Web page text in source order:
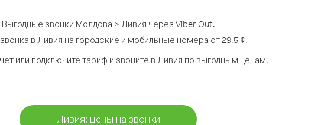
Выгодные звонки Молдова > Ливия через Viber Out.
в Ливия на городские и мобильные номера от 29.5 ¢.
или подключите тариф и звоните в Ливия по выгодным ценам.
Ливия: цены на звонки